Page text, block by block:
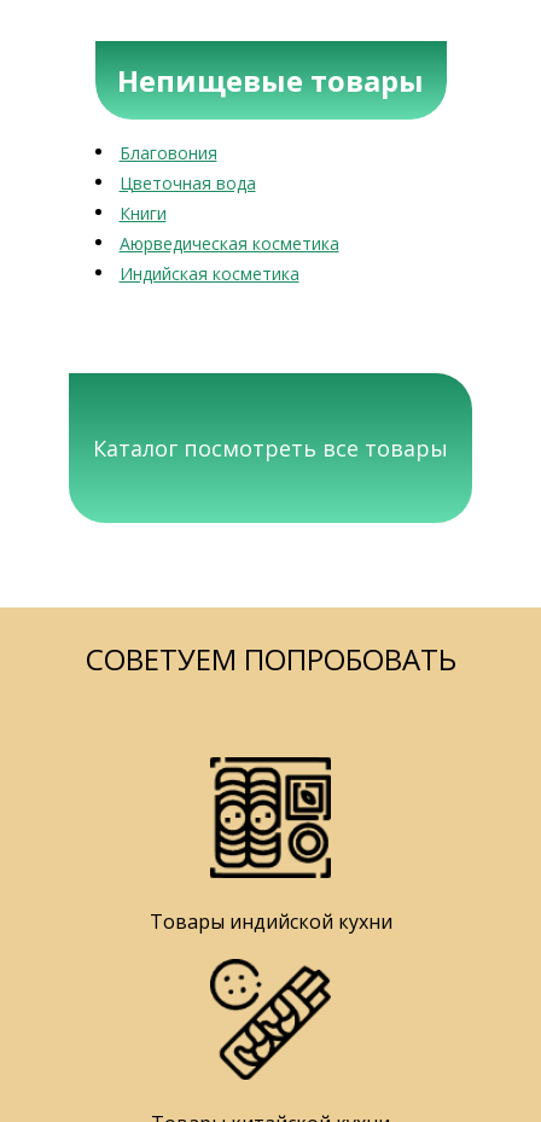
Непищевые товары
Благовония
Цветочная вода
Книги
Аюрведическая косметика
Индийская косметика
Каталог посмотреть все товары
СОВЕТУЕМ ПОПРОБОВАТЬ
Товары индийской кухни